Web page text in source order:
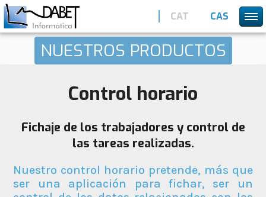
CAT CAS
NUESTROS PRODUCTOS
Control horario
Fichaje de los trabajadores y control de
las tareas realizadas.
Nuestro control horario pretende, más que
ser una aplicación para fichar, ser un